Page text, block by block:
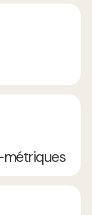
métriques